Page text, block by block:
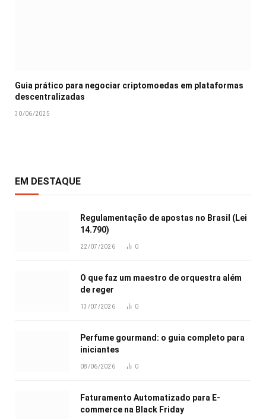
Guia prático para negociar criptomoedas em plataformas
descentralizadas
30/06/2025
EM DESTAQUE
Regulamentação de apostas no Brasil (Lei
14.790)
22/07/2026 0
O que faz um maestro de orquestra além
de reger
13/07/2026 0
Perfume gourmand: o guia completo para
iniciantes
08/06/2026 0
Faturamento Automatizado para E-
commerce na Black Friday